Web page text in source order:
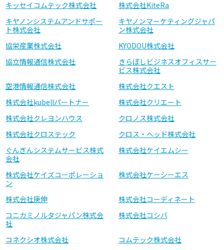
キッセイコムテック株式会社
株式会社KiteRa
キヤノンシステムアンドサポー
ト株式会社
キヤノンマーケティングジャパ
ン株式会社
協栄産業株式会社
KYODOU株式会社
協立情報通信株式会社
きらぼしビジネスオフィスサー
ビス株式会社
空港情報通信株式会社
株式会社クエスト
株式会社kubellパートナー
株式会社クリエート
株式会社クレヨンハウス
クロノス株式会社
株式会社クロステック
クロス・ヘッド株式会社
ぐんぎんシステムサービス株式
会社
株式会社ケイエムシー
株式会社ケイズコーポレーショ
ン
株式会社ケーシーエス
株式会社庚伸
株式会社コーディネート
コニカミノルタジャパン株式会
社
株式会社コシバ
コネクシオ株式会社
コムテック株式会社